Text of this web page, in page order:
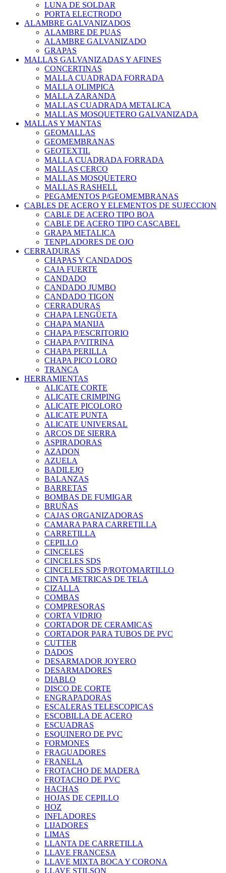
LUNA DE SOLDAR
PORTA ELECTRODO
ALAMBRE GALVANIZADOS
ALAMBRE DE PUAS
ALAMBRE GALVANIZADO
GRAPAS
MALLAS GALVANIZADAS Y AFINES
CONCERTINAS
MALLA CUADRADA FORRADA
MALLA OLIMPICA
MALLA ZARANDA
MALLAS CUADRADA METALICA
MALLAS MOSQUETERO GALVANIZADA
MALLAS Y MANTAS
GEOMALLAS
GEOMEMBRANAS
GEOTEXTIL
MALLA CUADRADA FORRADA
MALLAS CERCO
MALLAS MOSQUETERO
MALLAS RASHELL
PEGAMENTOS P/GEOMEMBRANAS
CABLES DE ACERO Y ELEMENTOS DE SUJECCION
CABLE DE ACERO TIPO BOA
CABLE DE ACERO TIPO CASCABEL
GRAPA METALICA
TENPLADORES DE OJO
CERRADURAS
CHAPAS Y CANDADOS
CAJA FUERTE
CANDADO
CANDADO JUMBO
CANDADO TIGON
CERRADURAS
CHAPA LENGÜETA
CHAPA MANIJA
CHAPA P/ESCRITORIO
CHAPA P/VITRINA
CHAPA PERILLA
CHAPA PICO LORO
TRANCA
HERRAMIENTAS
ALICATE CORTE
ALICATE CRIMPING
ALICATE PICOLORO
ALICATE PUNTA
ALICATE UNIVERSAL
ARCOS DE SIERRA
ASPIRADORAS
AZADON
AZUELA
BADILEJO
BALANZAS
BARRETAS
BOMBAS DE FUMIGAR
BRUÑAS
CAJAS ORGANIZADORAS
CAMARA PARA CARRETILLA
CARRETILLA
CEPILLO
CINCELES
CINCELES SDS
CINCELES SDS P/ROTOMARTILLO
CINTA METRICAS DE TELA
CIZALLA
COMBAS
COMPRESORAS
CORTA VIDRIO
CORTADOR DE CERAMICAS
CORTADOR PARA TUBOS DE PVC
CUTTER
DADOS
DESARMADOR JOYERO
DESARMADORES
DIABLO
DISCO DE CORTE
ENGRAPADORAS
ESCALERAS TELESCOPICAS
ESCOBILLA DE ACERO
ESCUADRAS
ESQUINERO DE PVC
FORMONES
FRAGUADORES
FRANELA
FROTACHO DE MADERA
FROTACHO DE PVC
HACHAS
HOJAS DE CEPILLO
HOZ
INFLADORES
LIJADORES
LIMAS
LLANTA DE CARRETILLA
LLAVE FRANCESA
LLAVE MIXTA BOCA Y CORONA
LLAVE STILSON